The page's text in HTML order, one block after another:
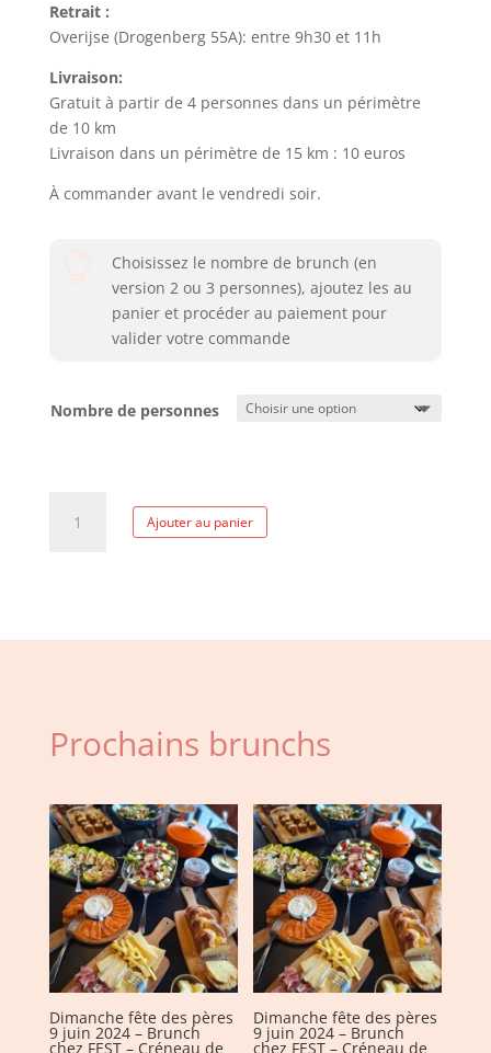
Retrait :
Overijse (Drogenberg 55A): entre 9h30 et 11h
Livraison:
Gratuit à partir de 4 personnes dans un périmètre
de 10 km
Livraison dans un périmètre de 15 km : 10 euros
À commander avant le vendredi soir.
Choisissez le nombre de brunch (en
version 2 ou 3 personnes), ajoutez les au
panier et procéder au paiement pour
valider votre commande
Nombre de personnes
-
Brunch
FEST
-
Créneau
de
12h30
Ajouter au panier
Prochains brunchs
Dimanche fête des pères
9 juin 2024 – Brunch
chez FEST – Créneau de
Dimanche fête des pères
9 juin 2024 – Brunch
chez FEST – Créneau de